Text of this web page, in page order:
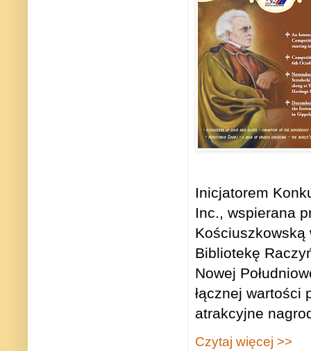
Inicjatorem
Inc., wspierana
Kościuszkowską
Bibliotekę
Nowej
łącznej wartości
atrakcyjne
Czytaj więcej >>